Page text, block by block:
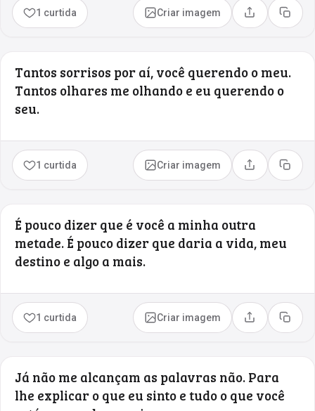
1 curtida Criar imagem Compartilhar
Copiar
Tantos sorrisos por aí, você querendo o meu.
Tantos olhares me olhando e eu querendo o
seu.
1 curtida Criar imagem Compartilhar
Copiar
É pouco dizer que é você a minha outra
metade. É pouco dizer que daria a vida, meu
destino e algo a mais.
1 curtida Criar imagem Compartilhar
Copiar
Já não me alcançam as palavras não. Para
lhe explicar o que eu sinto e tudo o que você